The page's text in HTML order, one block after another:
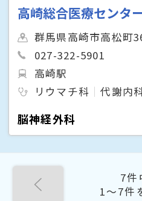
高崎総合医療センタ
群馬県高崎市高松町
027-322-5901
高崎駅
リウマチ科
代謝内
脳神経外科
7件
1〜7件